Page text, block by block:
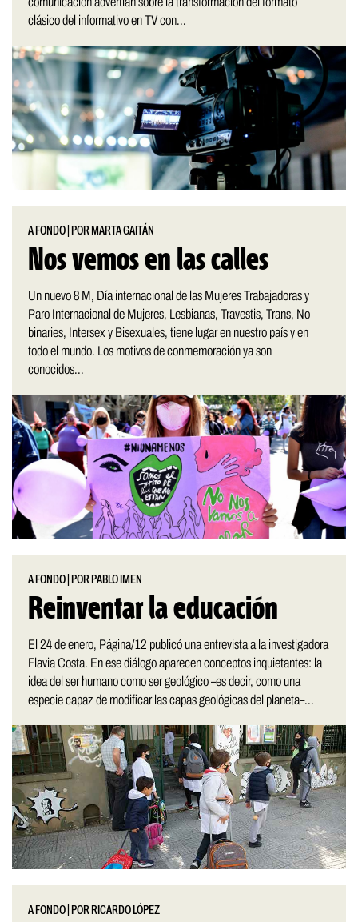
clásico del informativo en TV con...
A FONDO POR MARTA GAITÁN
Nos vemos en las calles
Un nuevo 8 M, Día internacional de las Mujeres Trabajadoras y
Paro Internacional de Mujeres, Lesbianas, Travestis, Trans, No
binaries, Intersex y Bisexuales, tiene lugar en nuestro país y en
todo el mundo. Los motivos de conmemoración ya son
conocidos...
A FONDO POR PABLO IMEN
Reinventar la educación
El 24 de enero, Página/12 publicó una entrevista a la investigadora
Flavia Costa. En ese diálogo aparecen conceptos inquietantes: la
idea del ser humano como ser geológico –es decir, como una
especie capaz de modificar las capas geológicas del planeta–...
A FONDO POR RICARDO LÓPEZ